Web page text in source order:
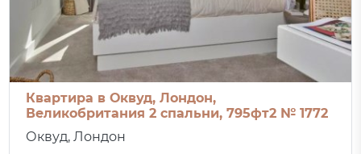
Квартира в Оквуд, Лондон,
Великобритания 2 спальни, 795фт2 № 1772
Оквуд, Лондон